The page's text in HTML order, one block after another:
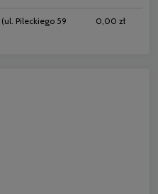
(ul. Pileckiego 59
0,00 zł